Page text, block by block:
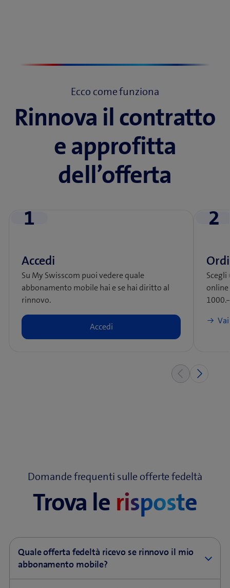
Ecco come funziona
Rinnova il contratto
e approfitta
dell’offerta
1
Accedi
Su My Swisscom puoi vedere quale
abbonamento mobile hai e se hai diritto al
rinnovo.
2
Domande frequenti sulle offerte fedeltà
Trova le risposte
Quale offerta fedeltà ricevo se rinnovo il mio
abbonamento mobile?